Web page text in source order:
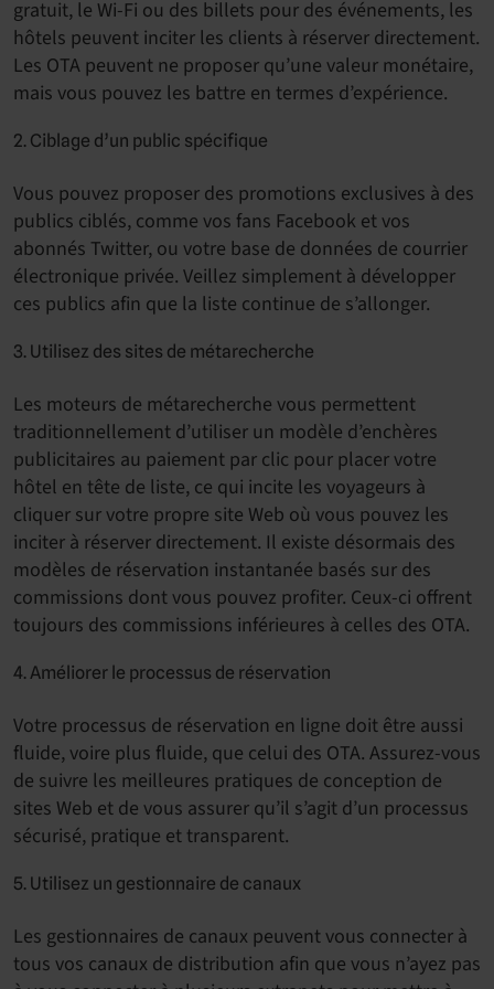
gratuit, le Wi-Fi ou des billets pour des événements, les
hôtels peuvent inciter les clients à réserver directement.
Les OTA peuvent ne proposer qu’une valeur monétaire,
mais vous pouvez les battre en termes d’expérience.
2. Ciblage d’un public spécifique
Vous pouvez proposer des promotions exclusives à des
publics ciblés, comme vos fans Facebook et vos
abonnés Twitter, ou votre base de données de courrier
électronique privée. Veillez simplement à développer
ces publics afin que la liste continue de s’allonger.
3. Utilisez des sites de métarecherche
Les moteurs de métarecherche vous permettent
traditionnellement d’utiliser un modèle d’enchères
publicitaires au paiement par clic pour placer votre
hôtel en tête de liste, ce qui incite les voyageurs à
cliquer sur votre propre site Web où vous pouvez les
inciter à réserver directement. Il existe désormais des
modèles de réservation instantanée basés sur des
commissions dont vous pouvez profiter. Ceux-ci offrent
toujours des commissions inférieures à celles des OTA.
4. Améliorer le processus de réservation
Votre processus de réservation en ligne doit être aussi
fluide, voire plus fluide, que celui des OTA. Assurez-vous
de suivre les meilleures pratiques de conception de
sites Web et de vous assurer qu’il s’agit d’un processus
sécurisé, pratique et transparent.
5. Utilisez un gestionnaire de canaux
Les gestionnaires de canaux peuvent vous connecter à
tous vos canaux de distribution afin que vous n’ayez pas